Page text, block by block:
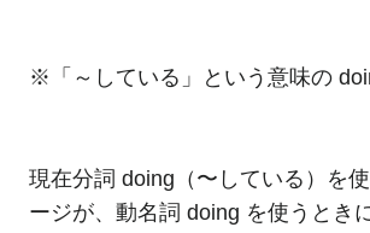
※「～している」という意味の
現在分詞 doing（〜している）を
ージが、動名詞 doing を使うとき